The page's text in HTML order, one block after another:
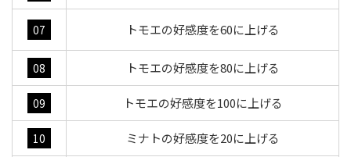
07 トモエの好感度を60に上げる
08 トモエの好感度を80に上げる
09 トモエの好感度を100に上げる
10 ミナトの好感度を20に上げる